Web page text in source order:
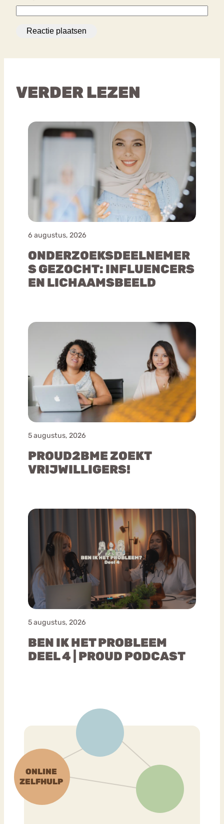
VERDER LEZEN
6 augustus, 2026
ONDERZOEKSDEELNEMER
S GEZOCHT: INFLUENCERS
EN LICHAAMSBEELD
5 augustus, 2026
PROUD2BME ZOEKT
VRIJWILLIGERS!
5 augustus, 2026
BEN IK HET PROBLEEM
DEEL 4 | PROUD PODCAST